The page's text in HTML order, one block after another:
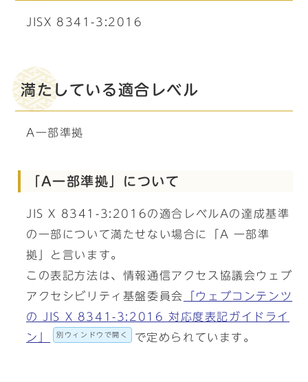
JISX 8341-3:2016
満たしている適合レベル
A一部準拠
「A一部準拠」について
JIS X 8341-3:2016の適合レベルAの達成基準
の一部について満たせない場合に「A 一部準
拠」と言います。
この表記方法は、情報通信アクセス協議会ウェブ
アクセシビリティ基盤委員会
「ウェブコンテンツ
の JIS X 8341-3:2016 対応度表記ガイドライ
ン」
別ウィンドウで開く で定められています。